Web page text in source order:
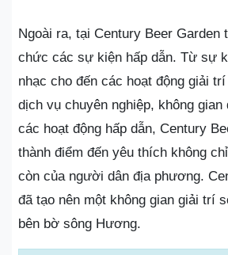
Ngoài ra, tại Century Beer Garden
chức các sự kiện hấp dẫn. Từ sự
nhạc cho đến các hoạt động giải
dịch vụ chuyên nghiệp, không gian
các hoạt động hấp dẫn, Century
thành điểm đến yêu thích không
còn của người dân địa phương.
đã tạo nên một không gian giải trí
bên bờ sông Hương.